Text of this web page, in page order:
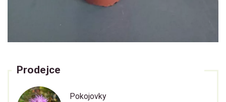
Prodejce
Pokojovky